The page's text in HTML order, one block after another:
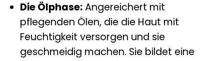
Die Ölphase:Angereichert mit
pflegenden Ölen, die die Haut mit
Feuchtigkeit versorgen und sie
geschmeidig machen. Sie bildet eine